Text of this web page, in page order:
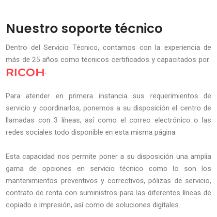
Nuestro soporte técnico
Dentro del Servicio Técnico, contamos con la experiencia de
más de 25 años como técnicos certificados y capacitados por
.
Para atender en primera instancia sus requerimientos de
servicio y coordinarlos, ponemos a su disposición el centro de
llamadas con 3 líneas, así como el correo electrónico o las
redes sociales todo disponible en esta misma página.
Esta capacidad nos permite poner a su disposición una amplia
gama de opciones en servicio técnico como lo son los
mantenimientos preventivos y correctivos, pólizas de servicio,
contrato de renta con suministros para las diferentes líneas de
copiado e impresión, así como de soluciones digitales.